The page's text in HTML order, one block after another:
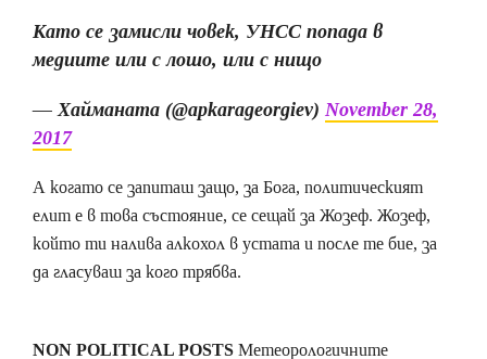
Като се замисли човек, УНСС попада в
медиите или с лошо, или с нищо
— Хайманата (@apkarageorgiev) November 28,
2017
А когато се запиташ защо, за Бога, политическият
елит е в това състояние, се сещай за Жозеф. Жозеф,
който ти налива алкохол в устата и после те бие, за
да гласуваш за кого трябва.
NON POLITICAL POSTSМетеорологичните